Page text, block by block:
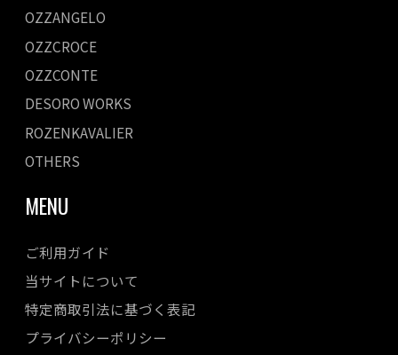
OZZANGELO
OZZCROCE
OZZCONTE
DESORO WORKS
ROZENKAVALIER
OTHERS
MENU
ご利用ガイド
当サイトについて
特定商取引法に基づく表記
プライバシーポリシー